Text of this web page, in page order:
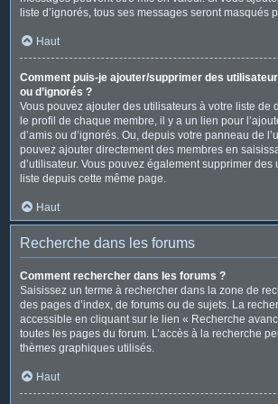
liste d’ignorés, tous ses messages seront masqués
Haut
Comment puis-je ajouter/supprimer des
ou d’ignorés ?
Vous pouvez ajouter des utilisateurs à votre liste de
le profil de chaque membre, il y a un lien pour
d’amis ou d’ignorés. Ou, depuis votre panneau de
pouvez ajouter directement des membres en
d’utilisateur. Vous pouvez également supprimer des
liste depuis cette même page.
Haut
Recherche dans les forums
Comment rechercher dans les forums ?
Saisissez un terme à rechercher dans la zone de
des pages d’index, de forums ou de sujets. La
accessible en cliquant sur le lien « Recherche
toutes les pages du forum. L’accès à la recherche
thèmes graphiques utilisés.
Haut